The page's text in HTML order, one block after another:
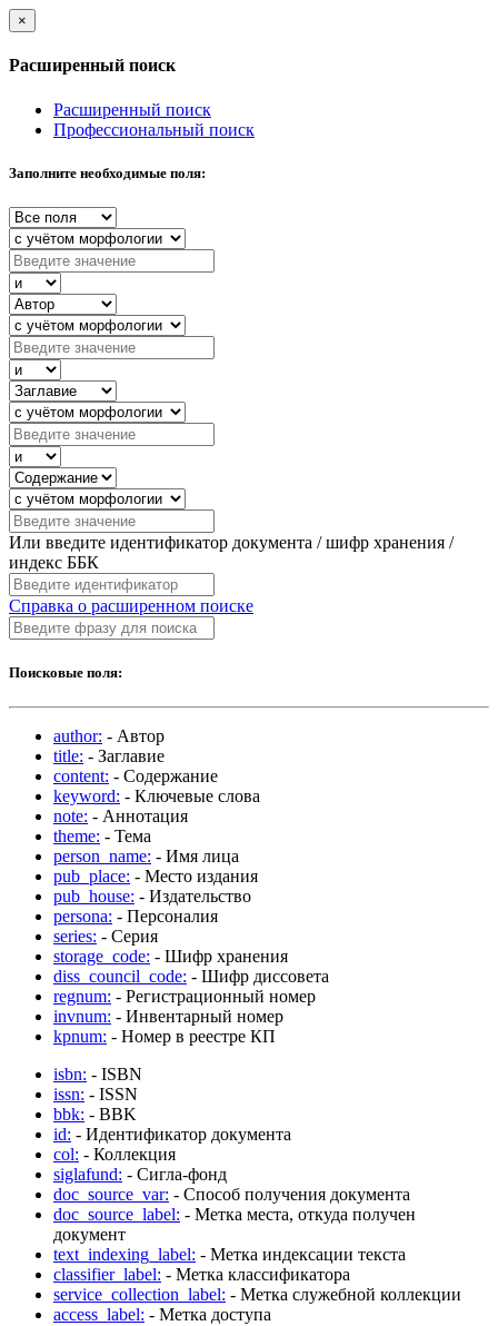
×
Расширенный поиск
Расширенный поиск
Профессиональный поиск
Заполните необходимые поля:
Или введите идентификатор документа / шифр хранения /
индекс ББК
Справка о расширенном поиске
Поисковые поля:
author: - Автор
title: - Заглавие
content: - Содержание
keyword: - Ключевые слова
note: - Аннотация
theme: - Тема
person_name: - Имя лица
pub_place: - Место издания
pub_house: - Издательство
persona: - Персоналия
series: - Серия
storage_code: - Шифр хранения
diss_council_code: - Шифр диссовета
regnum: - Регистрационный номер
invnum: - Инвентарный номер
kpnum: - Номер в реестре КП
isbn: - ISBN
issn: - ISSN
bbk: - BBK
id: - Идентификатор документа
col: - Коллекция
siglafund: - Сигла-фонд
doc_source_var: - Способ получения документа
doc_source_label: - Метка места, откуда получен
документ
text_indexing_label: - Метка индексации текста
classifier_label: - Метка классификатора
service_collection_label: - Метка служебной коллекции
access_label: - Метка доступа